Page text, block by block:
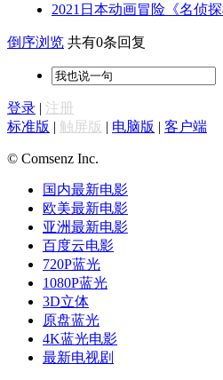
2021日本动画冒险《名侦
倒序浏览 共有0条回复
登录 | 注册
标准版 | 触屏版 | 电脑版 | 客户端
© Comsenz Inc.
国内最新电影
欧美最新电影
亚洲最新电影
百度云电影
720P蓝光
1080P蓝光
3D立体
原盘蓝光
4K蓝光电影
最新电视剧